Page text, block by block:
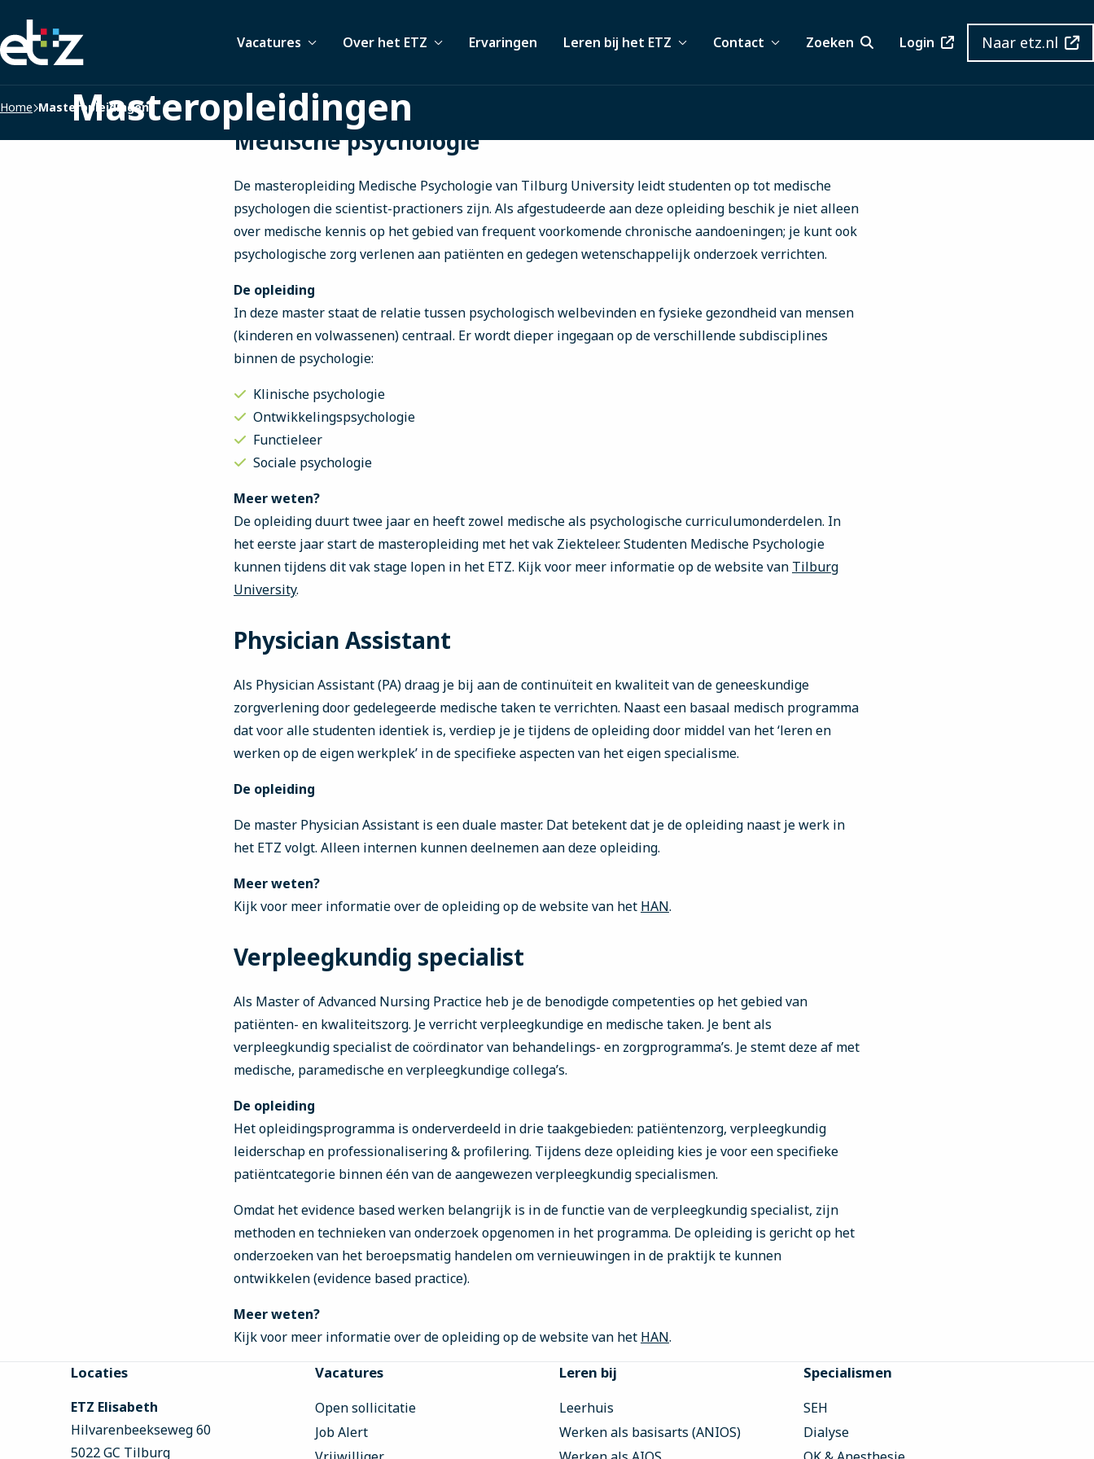
het
ETZ
|
Elisabeth-
TweeSteden
Vacatures Over het ETZ Ervaringen Leren bij het ETZ Contact Zoeken Login Naar etz.nl
Home Masteropleidingen
Masteropleidingen
Medische psychologie
De masteropleiding Medische Psychologie van Tilburg University leidt studenten op tot medische
psychologen die scientist-practioners zijn. Als afgestudeerde aan deze opleiding beschik je niet alleen
over medische kennis op het gebied van frequent voorkomende chronische aandoeningen; je kunt ook
psychologische zorg verlenen aan patiënten en gedegen wetenschappelijk onderzoek verrichten.
De opleiding
In deze master staat de relatie tussen psychologisch welbevinden en fysieke gezondheid van mensen
(kinderen en volwassenen) centraal. Er wordt dieper ingegaan op de verschillende subdisciplines
binnen de psychologie:
Klinische psychologie
Ontwikkelingspsychologie
Functieleer
Sociale psychologie
Meer weten?
De opleiding duurt twee jaar en heeft zowel medische als psychologische curriculumonderdelen. In
het eerste jaar start de masteropleiding met het vak Ziekteleer. Studenten Medische Psychologie
kunnen tijdens dit vak stage lopen in het ETZ. Kijk voor meer informatie op de website van Tilburg
University.
Physician Assistant
Als Physician Assistant (PA) draag je bij aan de continuïteit en kwaliteit van de geneeskundige
zorgverlening door gedelegeerde medische taken te verrichten. Naast een basaal medisch programma
dat voor alle studenten identiek is, verdiep je je tijdens de opleiding door middel van het ‘leren en
werken op de eigen werkplek’ in de specifieke aspecten van het eigen specialisme.
De opleiding
De master Physician Assistant is een duale master. Dat betekent dat je de opleiding naast je werk in
het ETZ volgt. Alleen internen kunnen deelnemen aan deze opleiding.
Meer weten?
Kijk voor meer informatie over de opleiding op de website van het HAN.
Verpleegkundig specialist
Als Master of Advanced Nursing Practice heb je de benodigde competenties op het gebied van
patiënten- en kwaliteitszorg. Je verricht verpleegkundige en medische taken. Je bent als
verpleegkundig specialist de coördinator van behandelings- en zorgprogramma’s. Je stemt deze af met
medische, paramedische en verpleegkundige collega’s.
De opleiding
Het opleidingsprogramma is onderverdeeld in drie taakgebieden: patiëntenzorg, verpleegkundig
leiderschap en professionalisering & profilering. Tijdens deze opleiding kies je voor een specifieke
patiëntcategorie binnen één van de aangewezen verpleegkundig specialismen.
Omdat het evidence based werken belangrijk is in de functie van de verpleegkundig specialist, zijn
methoden en technieken van onderzoek opgenomen in het programma. De opleiding is gericht op het
onderzoeken van het beroepsmatig handelen om vernieuwingen in de praktijk te kunnen
ontwikkelen (evidence based practice).
Meer weten?
Kijk voor meer informatie over de opleiding op de website van het HAN.
Locaties
ETZ Elisabeth
Hilvarenbeekseweg 60
5022 GC Tilburg
Vacatures
Open sollicitatie
Job Alert
Leren bij
Leerhuis
Werken als basisarts (ANIOS)
Specialismen
SEH
Dialyse